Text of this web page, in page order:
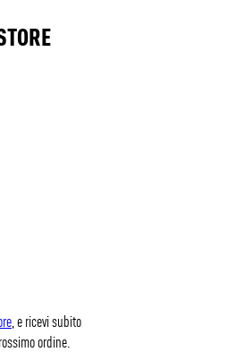
, e ricevi subito
ordine.